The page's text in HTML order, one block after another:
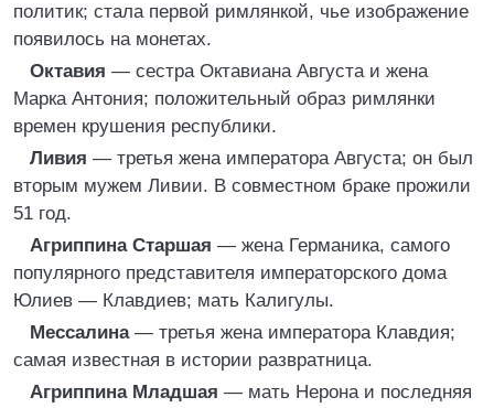
политик; стала первой римлянкой, чье изображение
появилось на монетах.
Октавия — сестра Октавиана Августа и жена
Марка Антония; положительный образ римлянки
времен крушения республики.
Ливия — третья жена императора Августа; он был
вторым мужем Ливии. В совместном браке прожили
51 год.
Агриппина Старшая — жена Германика, самого
популярного представителя императорского дома
Юлиев — Клавдиев; мать Калигулы.
Мессалина— третья жена императора Клавдия;
самая известная в истории развратница.
Агриппина Младшая — мать Нерона и последняя